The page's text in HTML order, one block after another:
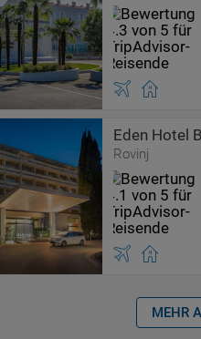
Eden Hotel
Rovinj
MEHR